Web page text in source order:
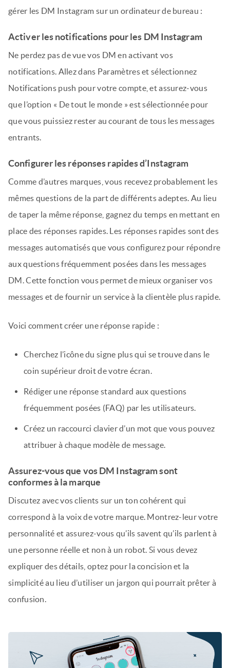
gérer les DM Instagram sur un ordinateur de bureau :
Activer les notifications pour les DM Instagram
Ne perdez pas de vue vos DM en activant vos
notifications. Allez dans Paramètres et sélectionnez
Notifications push pour votre compte, et assurez-vous
que l’option « De tout le monde » est sélectionnée pour
que vous puissiez rester au courant de tous les messages
entrants.
Configurer les réponses rapides d’Instagram
Comme d’autres marques, vous recevez probablement les
mêmes questions de la part de différents adeptes. Au lieu
de taper la même réponse, gagnez du temps en mettant en
place des réponses rapides. Les réponses rapides sont des
messages automatisés que vous configurez pour répondre
aux questions fréquemment posées dans les messages
DM. Cette fonction vous permet de mieux organiser vos
messages et de fournir un service à la clientèle plus rapide.
Voici comment créer une réponse rapide :
Cherchez l’icône du signe plus qui se trouve dans le
coin supérieur droit de votre écran.
Rédiger une réponse standard aux questions
fréquemment posées (FAQ) par les utilisateurs.
Créez un raccourci clavier d’un mot que vous pouvez
attribuer à chaque modèle de message.
Assurez-vous que vos DM Instagram sont
conformes à la marque
Discutez avec vos clients sur un ton cohérent qui
correspond à la voix de votre marque. Montrez-leur votre
personnalité et assurez-vous qu’ils savent qu’ils parlent à
une personne réelle et non à un robot. Si vous devez
expliquer des détails, optez pour la concision et la
simplicité au lieu d’utiliser un jargon qui pourrait prêter à
confusion.